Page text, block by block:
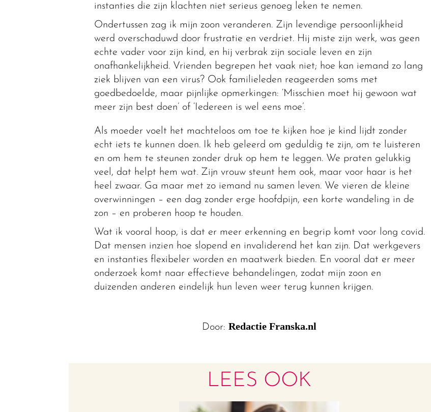
instanties die zijn klachten niet serieus genoeg leken te nemen.
Ondertussen zag ik mijn zoon veranderen. Zijn levendige persoonlijkheid
werd overschaduwd door frustratie en verdriet. Hij miste zijn werk, was geen
echte vader voor zijn kind, en hij verbrak zijn sociale leven en zijn
onafhankelijkheid. Vrienden begrepen het vaak niet; hoe kan iemand zo lang
ziek blijven van een virus? Ook familieleden reageerden soms met
goedbedoelde, maar pijnlijke opmerkingen: ‘Misschien moet hij gewoon wat
meer zijn best doen’ of ‘Iedereen is wel eens moe’.
Als moeder voelt het machteloos om toe te kijken hoe je kind lijdt zonder
echt iets te kunnen doen. Ik heb geleerd om geduldig te zijn, om te luisteren
en om hem te steunen zonder druk op hem te leggen. We praten gelukkig
veel, dat helpt hem wat. Zijn vrouw steunt hem ook, maar voor haar is het
heel zwaar. Ga maar met zo iemand nu samen leven. We vieren de kleine
overwinningen – een dag zonder erge hoofdpijn, een korte wandeling in de
zon – en proberen hoop te houden.
Wat ik vooral hoop, is dat er meer erkenning en begrip komt voor long covid.
Dat mensen inzien hoe slopend en invaliderend het kan zijn. Dat werkgevers
en instanties flexibeler worden en maatwerk bieden. En vooral dat er meer
onderzoek komt naar effectieve behandelingen, zodat mijn zoon en
duizenden anderen eindelijk hun leven weer terug kunnen krijgen.
Door: Redactie Franska.nl
LEES OOK